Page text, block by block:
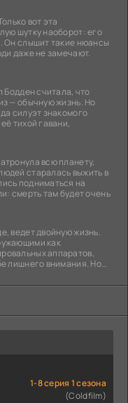
вот эта
шутку наоборот: его
Он слышит такие нюансы
даже не замечают.
Бодден считала, что
— обычную жизнь. Но
силуэт знакомого
тихой гавани,
всю планету,
старалась выжить в
подниматься на
смерть там будет очень
ведет двойную жизнь.
как
аппаратов,
лишнего внимания. Но
1-8 серия 1 сезона
(Coldfilm)